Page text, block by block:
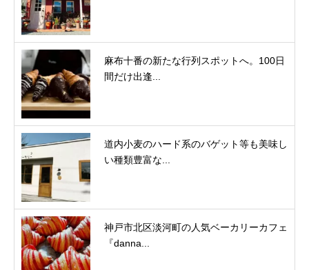
麻布十番の新たな行列スポットへ。100日
間だけ出逢...
道内小麦のハード系のバゲット等も美味し
い種類豊富な...
神戸市北区淡河町の人気ベーカリーカフェ
『danna...